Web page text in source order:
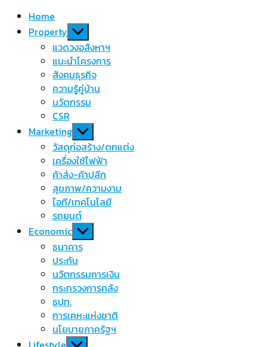
Home
Property Show
sub
menu
แวดวงอสังหาฯ
แนะนำโครงการ
สังคมธุรกิจ
ความรู้คู่บ้าน
นวัตกรรม
CSR
Marketing Show
sub
menu
วัสดุก่อสร้าง/ตกแต่ง
เครื่องใช้ไฟฟ้า
ค้าส่ง-ค้าปลีก
สุขภาพ/ความงาม
ไอที/เทคโนโลยี
รถยนต์
Economic Show
sub
menu
ธนาคาร
ประกัน
นวัตกรรมการเงิน
กระทรวงการคลัง
ธปท.
การเคหะแห่งชาติ
นโยบายภาครัฐฯ
Show